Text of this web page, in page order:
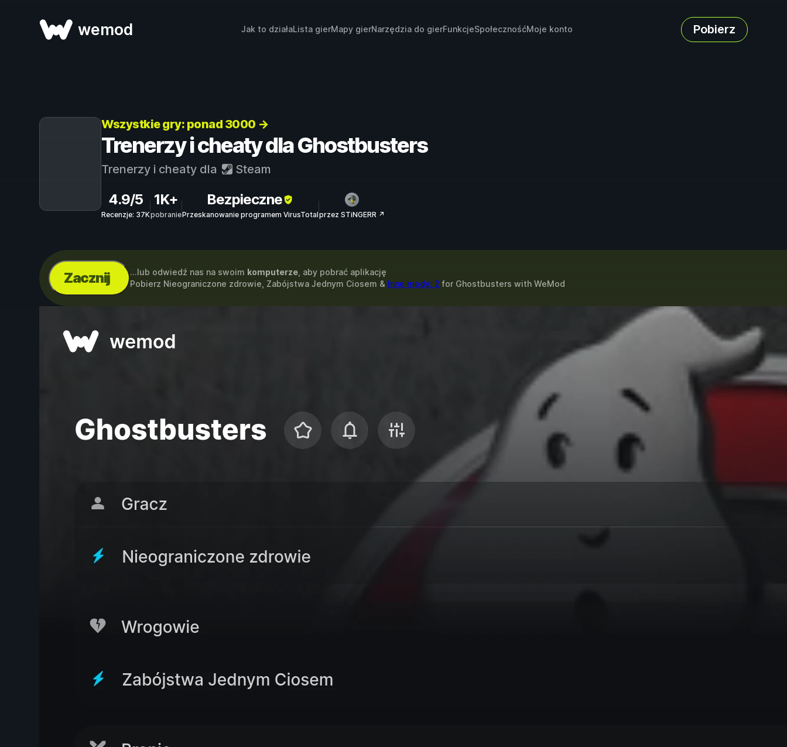
wemod Jak to działaLista gierMapy gierNarzędzia do gierFunkcjeSpołecznośćMoje konto Pobierz
Wszystkie gry: ponad 3000 →
Trenerzy i cheaty dla Ghostbusters
Trenerzy i cheaty dla Steam
4.9/5
Recenzje: 37K
1K+
pobranie
Bezpieczne
Przeskanowanie programem VirusTotalprzez STiNGERR ↗
Zacznij ...lub odwiedź nas na swoim komputerze, aby pobrać aplikację
Pobierz Nieograniczone zdrowie, Zabójstwa Jednym Ciosem & Inne mody: 2 for Ghostbusters with WeMod